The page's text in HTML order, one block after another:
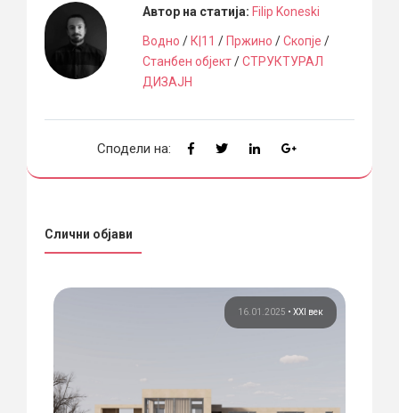
Автор на статија: Filip Koneski
Водно /К|11 /Пржино /Скопје /
Станбен објект/СТРУКТУРАЛ
ДИЗАЈН
Сподели на:
Слични објави
16.01.2025 • XXI век